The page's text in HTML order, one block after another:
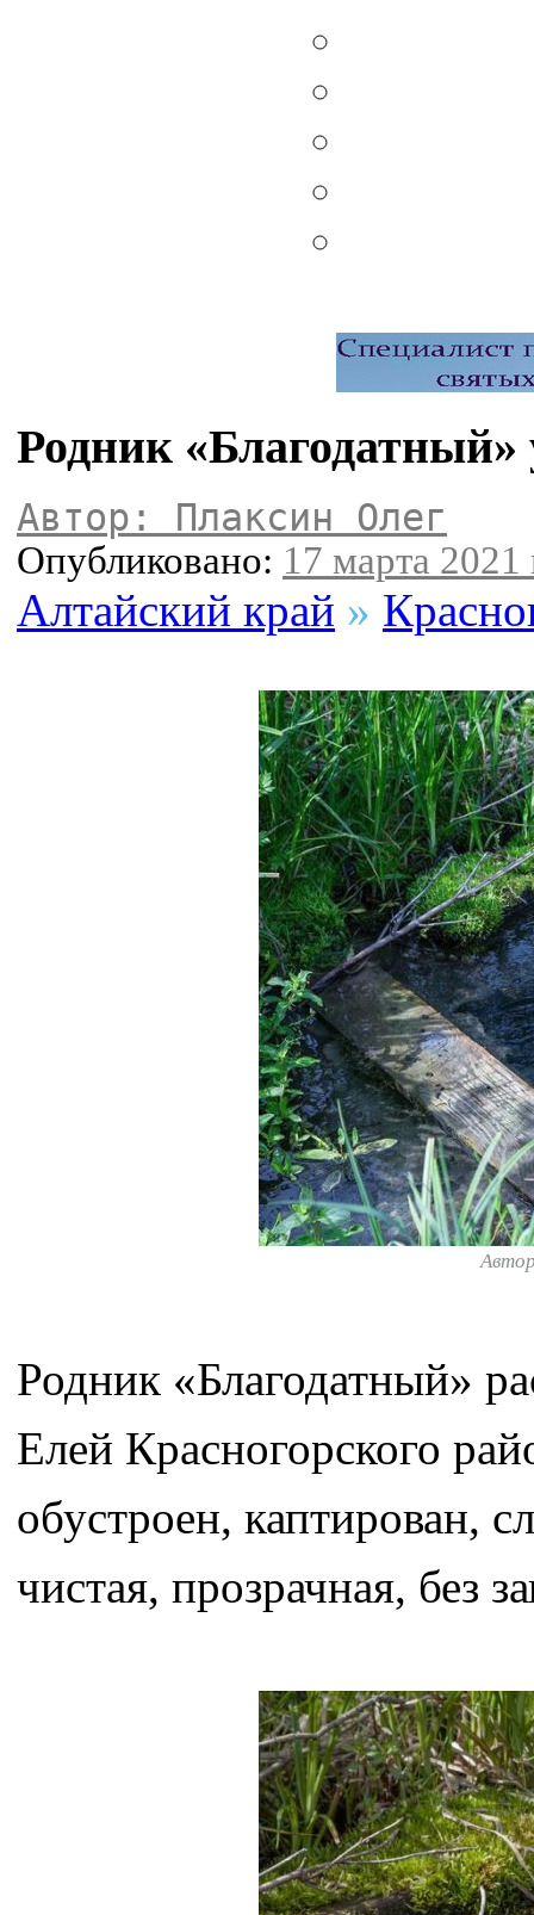
Родник
Автор: Плаксин Олег
Опубликовано: 17 марта 2021
Алтайский край »
Родник «Благодатный»
Елей Красногорского
обустроен, каптирован,
чистая, прозрачная, без